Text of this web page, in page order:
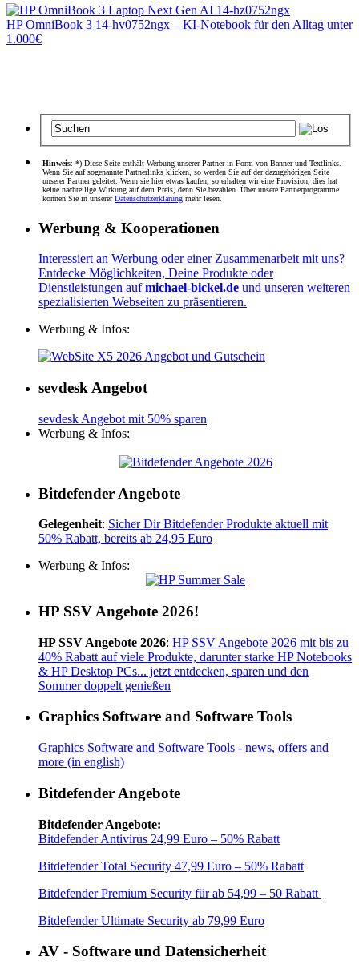
HP OmniBook 3 14-hv0752ngx – KI-Notebook für den Alltag unter
1.000€
Hinweis: *) Diese Seite enthält Werbung unserer Partner in Form von Banner und Textlinks.
Wenn Sie auf sogenannte Partnerlinks klicken, so werden Sie auf der dazugehörigen Seite
unserer Partner geleitet. Wenn sie hier etwas kaufen, so erhalten wir eine Provision, dies hat
keine nachteilige Wirkung auf dem Preis, denn Sie bezahlen. Über unsere Partnerprogramme
können Sie in unsererDatenschutzerklärung mehr lesen.
Werbung & Kooperationen
Interessiert an Werbung oder einer Zusammenarbeit mit uns?
Entdecke Möglichkeiten, Deine Produkte oder
Dienstleistungen aufmichael-bickel.de und unseren weiteren
spezialisierten Webseiten zu präsentieren.
Werbung & Infos:
sevdesk Angebot
sevdesk Angebot mit 50% sparen
Werbung & Infos:
Bitdefender Angebote
Gelegenheit: Sicher Dir Bitdefender Produkte aktuell mit
50% Rabatt, bereits ab 24,95 Euro
Werbung & Infos:
HP SSV Angebote 2026!
HP SSV Angebote 2026: HP SSV Angebote 2026 mit bis zu
40% Rabatt auf viele Produkte, darunter starke HP Notebooks
& HP Desktop PCs... jetzt entdecken, sparen und den
Sommer doppelt genießen
Graphics Software and Software Tools
Graphics Software and Software Tools - news, offers and
more (in english)
Bitdefender Angebote
Bitdefender Angebote:
Bitdefender Antivirus 24,99 Euro – 50% Rabatt
Bitdefender Total Security 47,99 Euro – 50% Rabatt
Bitdefender Premium Security für ab 54,99 – 50 Rabatt
Bitdefender Ultimate Security ab 79,99 Euro
AV - Software und Datensicherheit